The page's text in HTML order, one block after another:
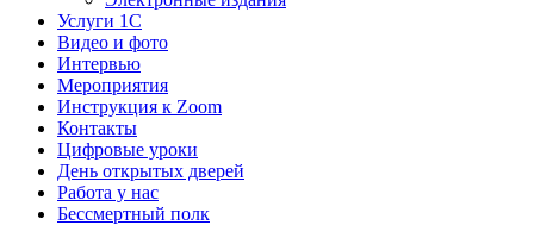
Услуги 1C
Видео и фото
Интервью
Мероприятия
Инструкция к Zoom
Контакты
Цифровые уроки
День открытых дверей
Работа у нас
Бессмертный полк